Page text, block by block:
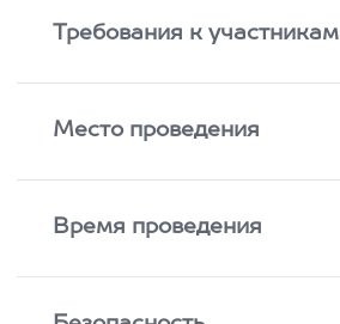
Требования к участникам
Место проведения
Время проведения